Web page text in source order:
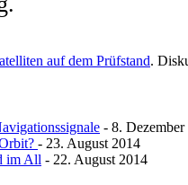
auf dem Prüfstand.
- 8. Dezember
- 23. August 2014
im All - 22. August 2014